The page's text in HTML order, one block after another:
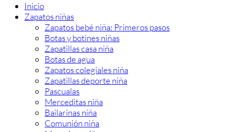
Inicio
Zapatos niñas
Zapatos bebé niña: Primeros pasos
Botas y botines niñas
Zapatillas casa niña
Botas de agua
Zapatos colegiales niña
Zapatillas deporte niña
Pascualas
Merceditas niña
Bailarinas niña
Comunión niña